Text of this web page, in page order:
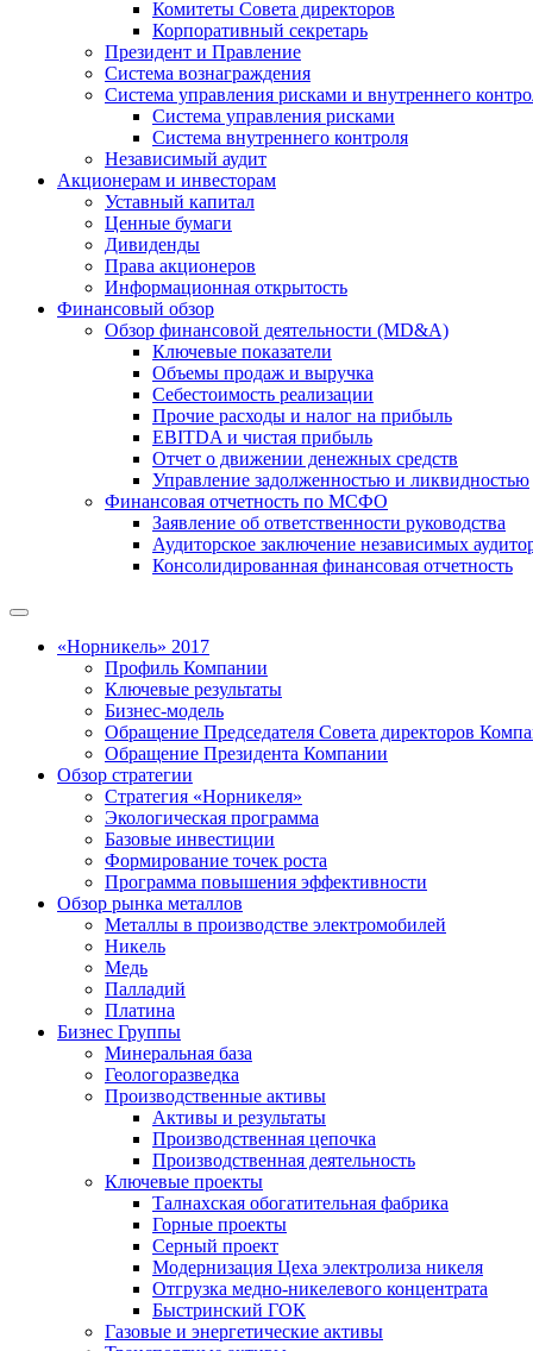
Комитеты Совета директоров
Корпоративный секретарь
Президент и Правление
Система вознаграждения
Система управления рисками и внутреннего
Система управления рисками
Система внутреннего контроля
Независимый аудит
Акционерам и инвесторам
Уставный капитал
Ценные бумаги
Дивиденды
Права акционеров
Информационная открытость
Финансовый обзор
Обзор финансовой деятельности (MD&A)
Ключевые показатели
Объемы продаж и выручка
Себестоимость реализации
Прочие расходы и налог на прибыль
EBITDA и чистая прибыль
Отчет о движении денежных средств
Управление задолженностью и ликвидностью
Финансовая отчетность по МСФО
Заявление об ответственности руководства
Аудиторское заключение независимых
Консолидированная финансовая отчетность
«Норникель» 2017
Профиль Компании
Ключевые результаты
Бизнес-модель
Обращение Председателя Совета директоров
Обращение Президента Компании
Обзор стратегии
Стратегия «Норникеля»
Экологическая программа
Базовые инвестиции
Формирование точек роста
Программа повышения эффективности
Обзор рынка металлов
Металлы в производстве электромобилей
Никель
Медь
Палладий
Платина
Бизнес Группы
Минеральная база
Геологоразведка
Производственные активы
Активы и результаты
Производственная цепочка
Производственная деятельность
Ключевые проекты
Талнахская обогатительная фабрика
Горные проекты
Серный проект
Модернизация Цеха электролиза никеля
Отгрузка медно-никелевого концентрата
Быстринский ГОК
Газовые и энергетические активы